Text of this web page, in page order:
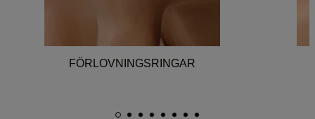
FÖRLOVNINGSRINGAR